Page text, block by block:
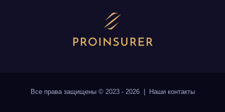
Все права защищены © 2023 - 2026 | Наши контакты